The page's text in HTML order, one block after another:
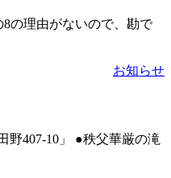
の理由がないので、勘で
お知らせ
野407-10」 ●秩父華厳の滝